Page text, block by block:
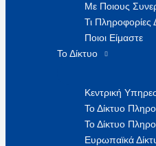
Με Ποιους
Τι Πληροφορίες
Ποιοι Είμαστε
Το Δίκτυο
Κεντρική
Το Δίκτυο
Το Δίκτυο
Ευρωπαϊκά